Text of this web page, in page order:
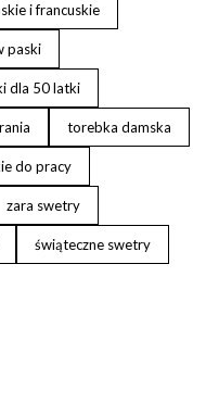
i francuskie
paski
dla 50 latki
torebka damska
do pracy
zara swetry
świąteczne swetry